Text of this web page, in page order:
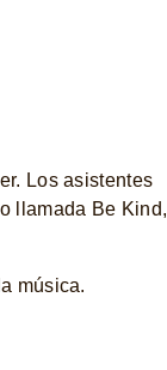
Los asistentes
llamada Be Kind,
música.